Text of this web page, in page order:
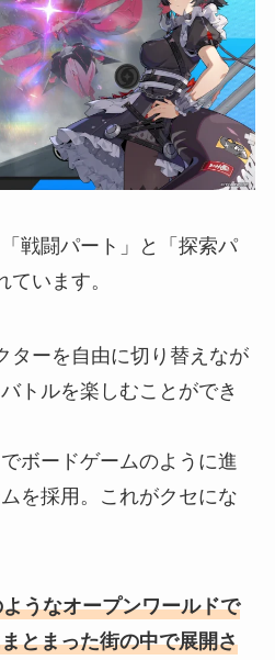
戦闘パート」と「探索パ
います。
ターを自由に切り替えなが
トルを楽しむことができ
ボードゲームのように進
を採用。これがクセにな
うなオープンワールドで
とまった街の中で展開さ